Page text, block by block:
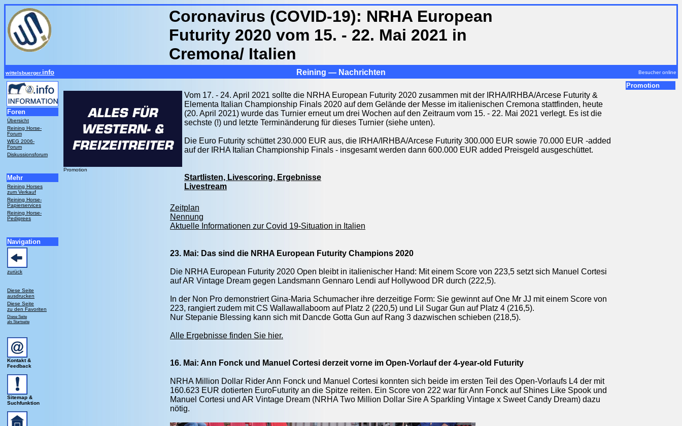
Coronavirus (COVID-19): NRHA European
Futurity 2020 vom 15. - 22. Mai 2021 in
Cremona/ Italien
wittelsbuerger. info Reining — Nachrichten Besucher online
Foren
Übersicht
Reining Horse-
Forum
WEG 2006-
Forum
Diskussionsforum
Mehr
Reining Horses
zum Verkauf
Reining Horse-
Papierservices
Reining Horse-
Pedigrees
Navigation
zurück
Diese Seite
ausdrucken
Diese Seite
zu den Favoriten
Diese Seite
als Startseite
Kontakt &
Feedback
Sitemap &
Suchfunktion
Promotion
Vom 17. - 24. April 2021 sollte die NRHA European Futurity 2020 zusammen mit der IRHA/IRHBA/Arcese Futurity &
Elementa Italian Championship Finals 2020 auf dem Gelände der Messe im italienischen Cremona stattfinden, heute
(20. April 2021) wurde das Turnier erneut um drei Wochen auf den Zeitraum vom 15. - 22. Mai 2021 verlegt. Es ist die
sechste (!) und letzte Terminänderung für dieses Turnier (siehe unten).
Die Euro Futurity schüttet 230.000 EUR aus, die IRHA/IRHBA/Arcese Futurity 300.000 EUR sowie 70.000 EUR -added
auf der IRHA Italian Championship Finals - insgesamt werden dann 600.000 EUR added Preisgeld ausgeschüttet.
Startlisten, Livescoring, Ergebnisse
Livestream
Zeitplan
Nennung
Aktuelle Informationen zur Covid 19-Situation in Italien
23. Mai: Das sind die NRHA European Futurity Champions 2020
Die NRHA European Futurity 2020 Open bleibt in italienischer Hand: Mit einem Score von 223,5 setzt sich Manuel Cortesi
auf AR Vintage Dream gegen Landsmann Gennaro Lendi auf Hollywood DR durch (222,5).
In der Non Pro demonstriert Gina-Maria Schumacher ihre derzeitige Form: Sie gewinnt auf One Mr JJ mit einem Score von
223, rangiert zudem mit CS Wallawallaboom auf Platz 2 (220,5) und Lil Sugar Gun auf Platz 4 (216,5).
Nur Stepanie Blessing kann sich mit Dancde Gotta Gun auf Rang 3 dazwischen schieben (218,5).
Alle Ergebnisse finden Sie hier.
16. Mai: Ann Fonck und Manuel Cortesi derzeit vorne im Open-Vorlauf der 4-year-old Futurity
NRHA Million Dollar Rider Ann Fonck und Manuel Cortesi konnten sich beide im ersten Teil des Open-Vorlaufs L4 der mit
160.623 EUR dotierten EuroFuturity an die Spitze reiten. Ein Score von 222 war für Ann Fonck auf Shines Like Spook und
Manuel Cortesi und AR Vintage Dream (NRHA Two Million Dollar Sire A Sparkling Vintage x Sweet Candy Dream) dazu
nötig.
Promotion